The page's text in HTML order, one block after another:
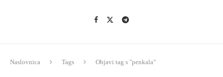
Naslovnica Tags Objavi tag s "penkala"